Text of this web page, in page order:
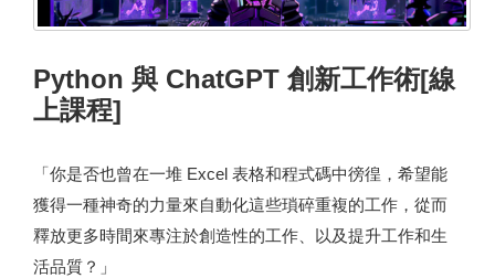
Python 與 ChatGPT 創新工作術[線
上課程]
「你是否也曾在一堆 Excel 表格和程式碼中徬徨，希望能
獲得一種神奇的力量來自動化這些瑣碎重複的工作，從而
釋放更多時間來專注於創造性的工作、以及提升工作和生
活品質？」